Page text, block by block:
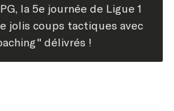
la 5e journée de Ligue 1
jolis coups tactiques avec
délivrés !